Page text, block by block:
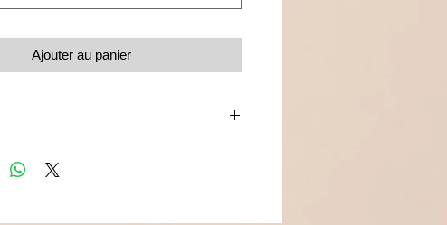
Ajouter au panier